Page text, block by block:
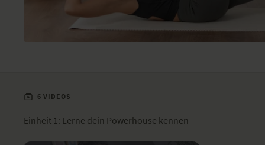
6 VIDEOS
Einheit 1: Lerne dein Powerhouse kennen